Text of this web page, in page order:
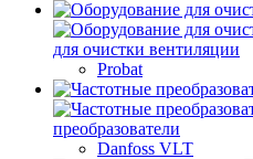
для очистки вентиляции
Probat
преобразователи
Danfoss VLT